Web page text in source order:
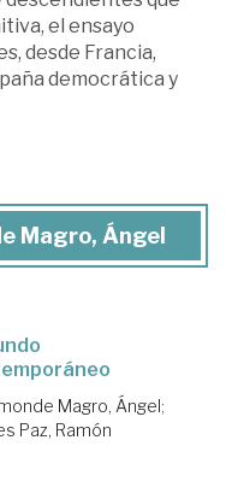
el ensayo
desde Francia,
democrática y
Magro, Ángel
Magro, Ángel;
Paz, Ramón